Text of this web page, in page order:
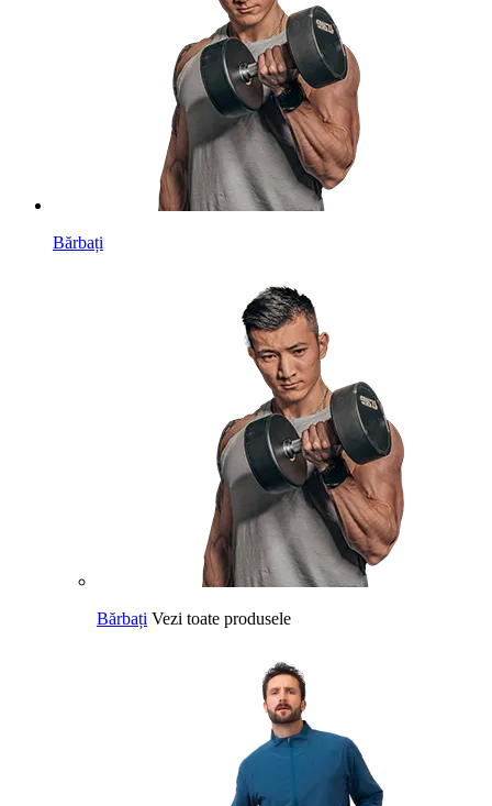
Bărbați
Bărbați Vezi toate produsele